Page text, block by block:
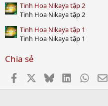
Tinh Hoa Nikaya tập 2
Tinh Hoa Nikaya tập 2
Tinh Hoa Nikaya tập 1
Tinh Hoa Nikaya tập 1
Chia sẻ
Facebook BlueskyLinkedIn